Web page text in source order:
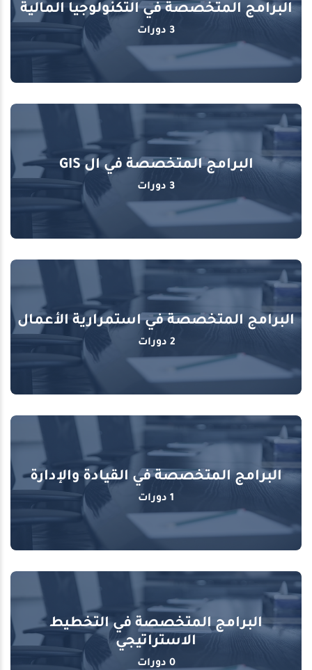
البرامج المتخصصة في التكنولوجيا المالية
3 دورات
البرامج المتخصصة في ال GIS
3 دورات
البرامج المتخصصة في استمرارية الأعمال
2 دورات
البرامج المتخصصة في القيادة والإدارة
1 دورات
البرامج المتخصصة في التخطيط
الاستراتيجي
0 دورات